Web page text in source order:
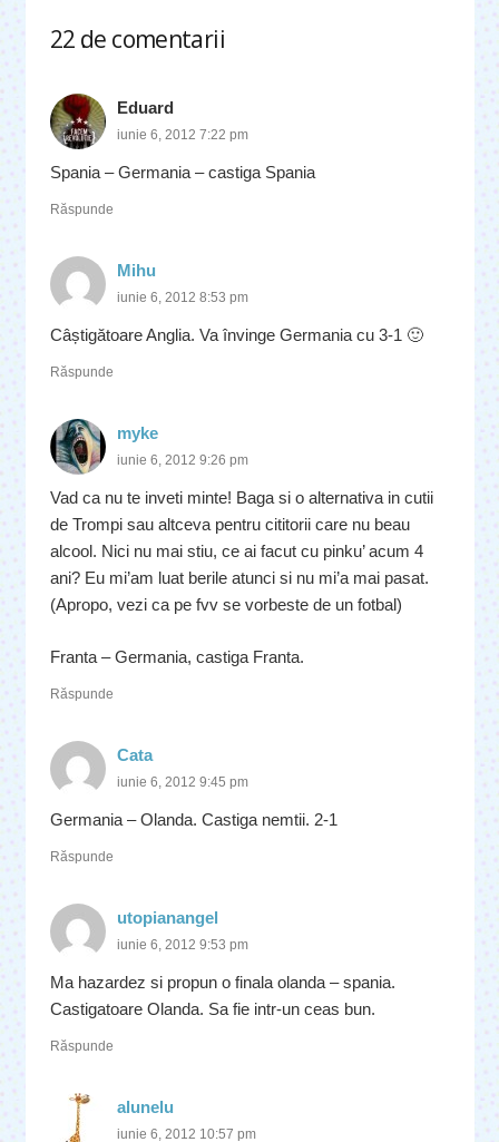
22 de comentarii
.
Eduard
iunie 6, 2012 7:22 pm
Spania – Germania – castiga Spania
Răspunde
Mihu
iunie 6, 2012 8:53 pm
Câștigătoare Anglia. Va învinge Germania cu 3-1 🙂
Răspunde
myke
iunie 6, 2012 9:26 pm
Vad ca nu te inveti minte! Baga si o alternativa in cutii
de Trompi sau altceva pentru cititorii care nu beau
alcool. Nici nu mai stiu, ce ai facut cu pinku’ acum 4
ani? Eu mi’am luat berile atunci si nu mi’a mai pasat.
(Apropo, vezi ca pe fvv se vorbeste de un fotbal)
Franta – Germania, castiga Franta.
Răspunde
Cata
iunie 6, 2012 9:45 pm
Germania – Olanda. Castiga nemtii. 2-1
Răspunde
utopianangel
iunie 6, 2012 9:53 pm
Ma hazardez si propun o finala olanda – spania.
Castigatoare Olanda. Sa fie intr-un ceas bun.
Răspunde
alunelu
iunie 6, 2012 10:57 pm